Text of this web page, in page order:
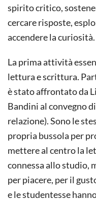
spirito critico,
cercare risposte,
accendere la curiosità.
La prima attività
lettura e scrittura.
è stato affrontato da
Bandini al convegno di
relazione). Sono le
propria bussola per
mettere al centro la
connessa allo studio,
per piacere, per il
e le studentesse